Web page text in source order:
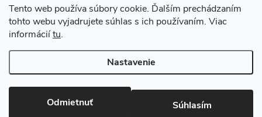
Tento web používa súbory cookie. Ďalším prechádzaním
tohto webu vyjadrujete súhlas s ich používaním. Viac
informáciítu.
Nastavenie
Odmietnuť Súhlasím
Sledovať na Instagrame
123kociky.sk. Všetky práva vyhradené.